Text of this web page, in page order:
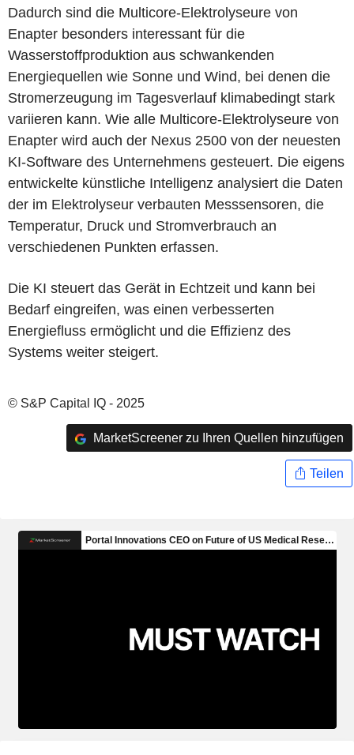
Dadurch sind die Multicore-Elektrolyseure von
Enapter besonders interessant für die
Wasserstoffproduktion aus schwankenden
Energiequellen wie Sonne und Wind, bei denen die
Stromerzeugung im Tagesverlauf klimabedingt stark
variieren kann. Wie alle Multicore-Elektrolyseure von
Enapter wird auch der Nexus 2500 von der neuesten
KI-Software des Unternehmens gesteuert. Die eigens
entwickelte künstliche Intelligenz analysiert die Daten
der im Elektrolyseur verbauten Messsensoren, die
Temperatur, Druck und Stromverbrauch an
verschiedenen Punkten erfassen.
Die KI steuert das Gerät in Echtzeit und kann bei
Bedarf eingreifen, was einen verbesserten
Energiefluss ermöglicht und die Effizienz des
Systems weiter steigert.
© S&P Capital IQ - 2025
MarketScreener zu Ihren Quellen hinzufügen
Teilen